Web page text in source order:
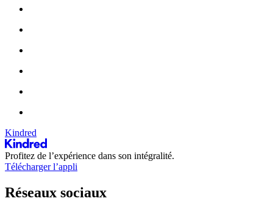
Kindred
Profitez de l’expérience dans son intégralité.
Télécharger l’appli
Réseaux sociaux